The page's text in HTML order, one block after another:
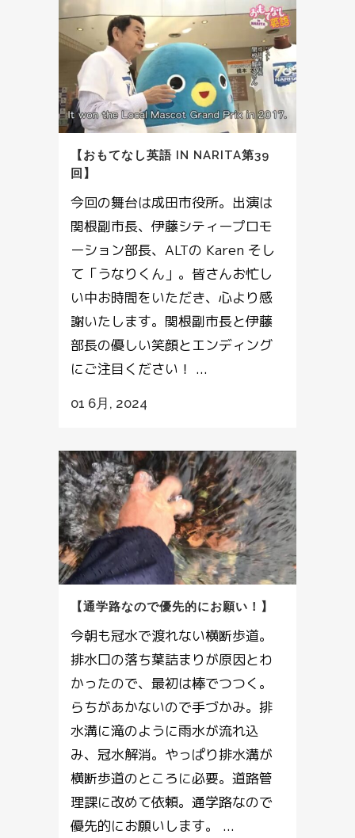
【おもてなし英語 IN NARITA第39
回】
今回の舞台は成田市役所。出演は
関根副市長、伊藤シティープロモ
ーション部長、ALTの Karen そし
て「うなりくん」。皆さんお忙し
い中お時間をいただき、心より感
謝いたします。関根副市長と伊藤
部長の優しい笑顔とエンディング
にご注目ください！ ...
01 6月, 2024
【通学路なので優先的にお願い！】
今朝も冠水で渡れない横断歩道。
排水口の落ち葉詰まりが原因とわ
かったので、最初は棒でつつく。
らちがあかないので手づかみ。排
水溝に滝のように雨水が流れ込
み、冠水解消。やっぱり排水溝が
横断歩道のところに必要。道路管
理課に改めて依頼。通学路なので
優先的にお願いします。 ...